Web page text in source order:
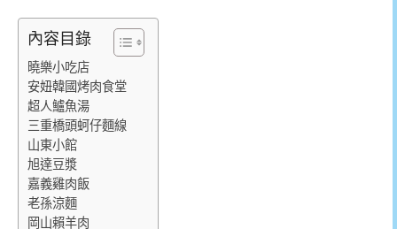
內容目錄
曉樂小吃店
安妞韓國烤肉食堂
超人鱸魚湯
三重橋頭蚵仔麵線
山東小館
旭達豆漿
嘉義雞肉飯
老孫涼麵
岡山賴羊肉